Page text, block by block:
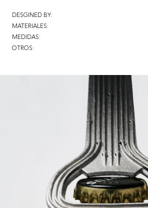
DESGINED BY:
MATERIALES:
MEDIDAS:
OTROS: